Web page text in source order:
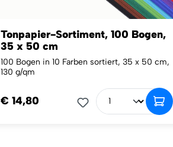
Tonpapier-Sortiment, 100 Bogen,
35 x 50 cm
100 Bogen in 10 Farben sortiert, 35 x 50 cm,
130 g/qm
€ 14,80